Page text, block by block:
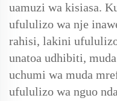
uamuzi wa kisiasa.
ufululizo wa nje
rahisi, lakini
unatoa udhibiti,
uchumi wa muda
ufululizo wa nguo